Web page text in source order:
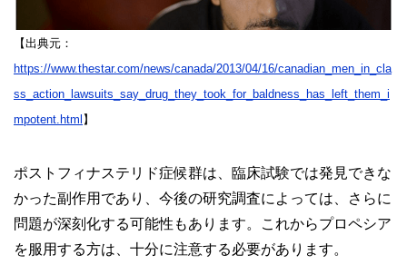
【出典元：
https://www.thestar.com/news/canada/2013/04/16/canadian_men_in_cla
ss_action_lawsuits_say_drug_they_took_for_baldness_has_left_them_i
mpotent.html 】
ポストフィナステリド症候群は、臨床試験では発見できな
かった副作用であり、今後の研究調査によっては、さらに
問題が深刻化する可能性もあります。これからプロペシア
を服用する方は、十分に注意する必要があります。